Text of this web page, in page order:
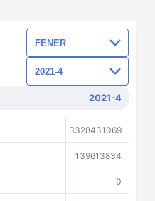
2021-4
3328431069
139613834
0